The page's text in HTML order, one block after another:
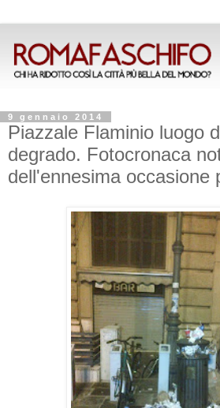
9 gennaio 2014
Piazzale Flaminio luogo
degrado. Fotocronaca
dell'ennesima occasione